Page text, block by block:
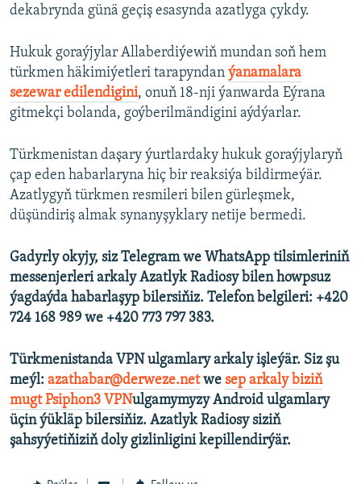
dekabrynda günä geçiş esasynda azatlyga çykdy.
Hukuk goraýjylar Allaberdiýewiň mundan soň hem
türkmen häkimiýetleri tarapyndan ýanamalara
sezewar edilendigini, onuň 18-nji ýanwarda Eýrana
gitmekçi bolanda, goýberilmändigini aýdýarlar.
Türkmenistan daşary ýurtlardaky hukuk goraýjylaryň
çap eden habarlaryna hiç bir reaksiýa bildirmeýär.
Azatlygyň türkmen resmileri bilen gürleşmek,
düşündiriş almak synanyşyklary netije bermedi.
Gadyrly okyjy, siz Telegram we WhatsApp tilsimleriniň
messenjerleri arkaly Azatlyk Radiosy bilen howpsuz
ýagdaýda habarlaşyp bilersiňiz. Telefon belgileri: +420
724 168 989 we +420 773 797 383.
Türkmenistanda VPN ulgamlary arkaly işleýär. Siz şu
meýl: azathabar@derweze.netwe sep arkaly biziň
mugt Psiphon3 VPNulgamymyzy Android ulgamlary
üçin ýükläp bilersiňiz. Azatlyk Radiosy siziň
şahsyýetiňiziň doly gizlinligini kepillendirýär.